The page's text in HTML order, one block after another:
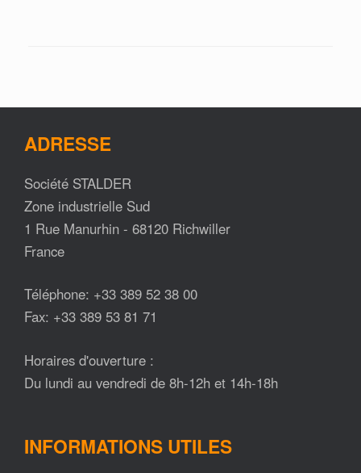
ADRESSE
Société STALDER
Zone industrielle Sud
1 Rue Manurhin - 68120 Richwiller
France
Téléphone: +33 389 52 38 00
Fax: +33 389 53 81 71
Horaires d'ouverture :
Du lundi au vendredi de 8h-12h et 14h-18h
INFORMATIONS UTILES